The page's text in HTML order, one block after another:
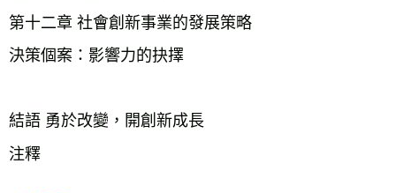
第十二章 社會創新事業的發展策略
決策個案：影響力的抉擇
結語 勇於改變，開創新成長
注釋